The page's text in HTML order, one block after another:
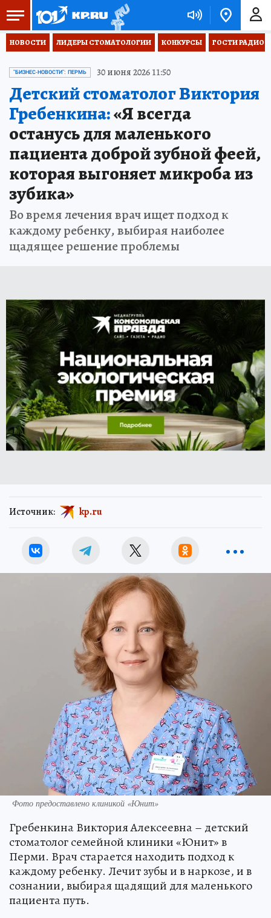
НОВОСТИ ЛИДЕРЫ СТОМАТОЛОГИИ КОНКУРСЫ ГОСТИ РАДИО
"БИЗНЕС-НОВОСТИ": ПЕРМЬ 30 июня 2026 11:50
Детский стоматолог Виктория
Гребенкина:«Я всегда
останусь для маленького
пациента доброй зубной феей,
которая выгоняет микроба из
зубика»
Во время лечения врач ищет подход к
каждому ребенку, выбирая наиболее
щадящее решение проблемы
Источник: kp.ru
Фото предоставлено клиникой «Юнит»
Гребенкина Виктория Алексеевна – детский
стоматолог семейной клиники «Юнит» в
Перми. Врач старается находить подход к
каждому ребенку. Лечит зубы и в наркозе, и в
сознании, выбирая щадящий для маленького
пациента путь.